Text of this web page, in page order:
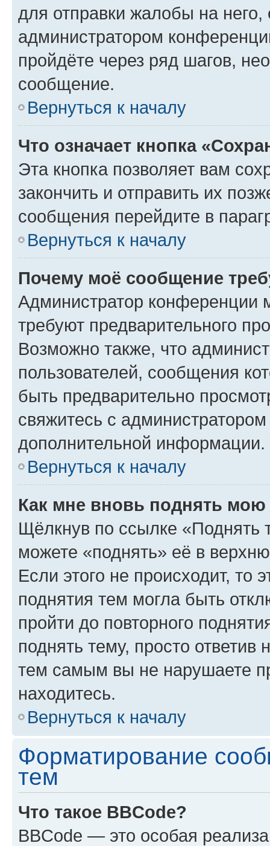
для отправки жалобы на
администратором
пройдёте через ряд шагов,
сообщение.
Вернуться к началу
Что означает кнопка
Эта кнопка позволяет вам
закончить и отправить их
сообщения перейдите в
Вернуться к началу
Почему моё сообщение
Администратор конференции
требуют предварительного
Возможно также, что
пользователей, сообщения
быть предварительно
свяжитесь с
дополнительной информации.
Вернуться к началу
Как мне вновь поднять мою
Щёлкнув по ссылке «Поднять
можете «поднять» её в
Если этого не происходит, то
поднятия тем могла быть
пройти до повторного
поднять тему, просто ответив
тем самым вы не нарушаете
находитесь.
Вернуться к началу
Форматирование
тем
Что такое BBCode?
BBCode — это особая